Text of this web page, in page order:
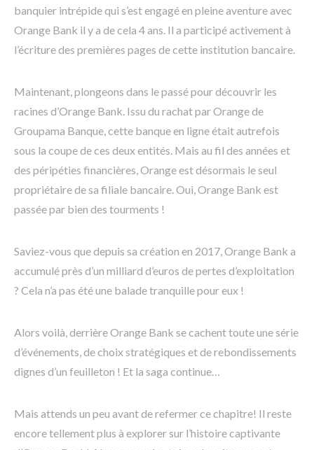
banquier intrépide qui s’est engagé en pleine aventure avec
Orange Bank il y a de cela 4 ans. Il a participé activement à
l’écriture des premières pages de cette institution bancaire.
Maintenant, plongeons dans le passé pour découvrir les
racines d’Orange Bank. Issu du rachat par Orange de
Groupama Banque, cette banque en ligne était autrefois
sous la coupe de ces deux entités. Mais au fil des années et
des péripéties financières, Orange est désormais le seul
propriétaire de sa filiale bancaire. Oui, Orange Bank est
passée par bien des tourments !
Saviez-vous que depuis sa création en 2017, Orange Bank a
accumulé près d’un milliard d’euros de pertes d’exploitation
? Cela n’a pas été une balade tranquille pour eux !
Alors voilà, derrière Orange Bank se cachent toute une série
d’événements, de choix stratégiques et de rebondissements
dignes d’un feuilleton ! Et la saga continue…
Mais attends un peu avant de refermer ce chapitre! Il reste
encore tellement plus à explorer sur l’histoire captivante